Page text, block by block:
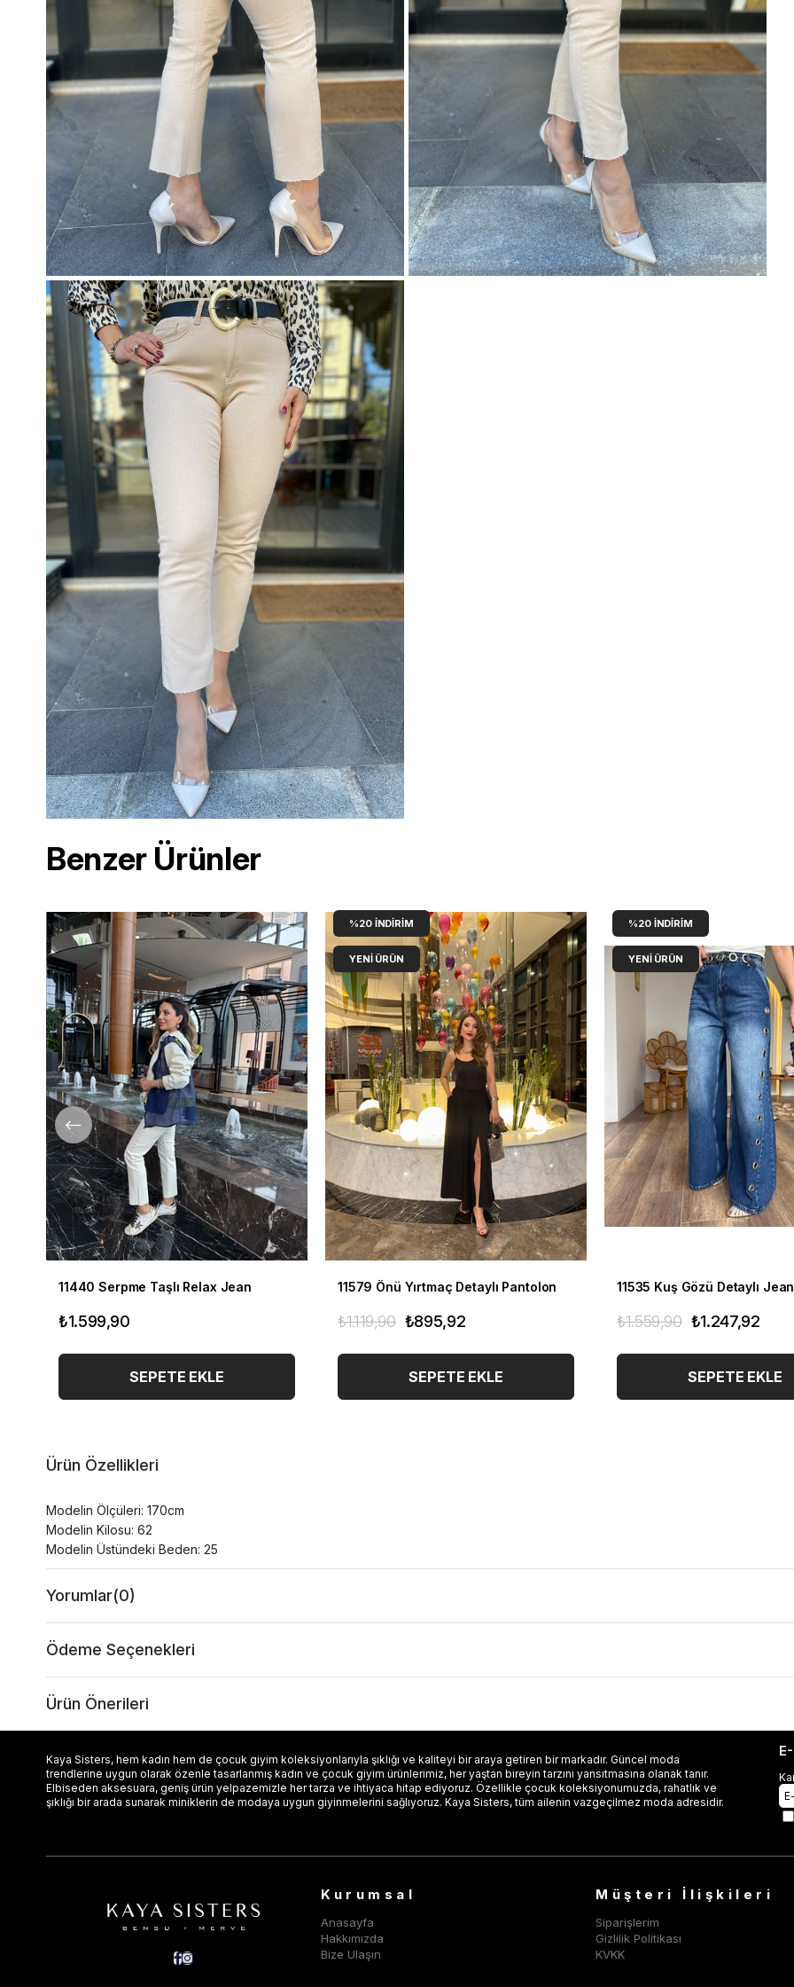
Benzer Ürünler
11440 Serpme Taşlı Relax Jean
₺1.599,90
SEPETE EKLE
11579 Önü Yırtmaç Detaylı Pantolon
₺895,92
₺1.119,90
SEPETE EKLE
%20 İNDIRIM
YENI ÜRÜN
11535 Kuş Gözü Detaylı Jean
₺1.247,92
₺1.559,90
SEPETE EKLE
%20 İNDIRIM
YENI ÜRÜN
Ürün Özellikleri
Modelin Ölçüleri: 170cm
Modelin Kilosu: 62
Modelin Üstündeki Beden: 25
Yorumlar(0)
Ödeme Seçenekleri
Ürün Önerileri
Kaya Sisters, hem kadın hem de çocuk giyim koleksiyonlarıyla şıklığı ve kaliteyi bir araya getiren bir markadır. Güncel moda
trendlerine uygun olarak özenle tasarlanmış kadın ve çocuk giyim ürünlerimiz, her yaştan bireyin tarzını yansıtmasına olanak tanır.
Elbiseden aksesuara, geniş ürün yelpazemizle her tarza ve ihtiyaca hitap ediyoruz. Özellikle çocuk koleksiyonumuzda, rahatlık ve
şıklığı bir arada sunarak miniklerin de modaya uygun giyinmelerini sağlıyoruz. Kaya Sisters, tüm ailenin vazgeçilmez moda adresidir.
Kurumsal
Anasayfa
Hakkımızda
Bize Ulaşın
Müşteri İlişkileri
Siparişlerim
Gizlilik Politikası
KVKK